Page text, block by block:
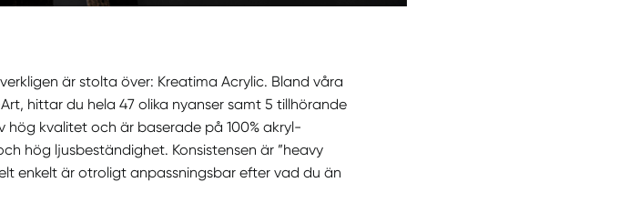
är stolta över: Kreatima Acrylic. Bland våra
hittar du hela 47 olika nyanser samt 5 tillhörande
hög kvalitet och är baserade på 100% akryl-
hög ljusbeständighet. Konsistensen är ”heavy
enkelt är otroligt anpassningsbar efter vad du än